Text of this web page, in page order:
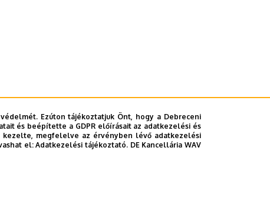
Ezúton tájékoztatjuk Önt, hogy a Debreceni
és beépítette a GDPR előírásait az adatkezelési és
kezelte, megfelelve az érvényben lévő adatkezelési
el:Adatkezelési tájékoztató. DE Kancellária WAV